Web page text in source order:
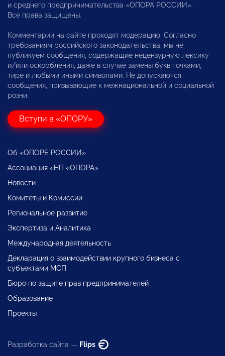
и среднего предпринимательства «ОПОРА РОССИИ».
Все права защищены.
Комментарии на сайте проходят модерацию. Согласно
требованиям российского законодательства, мы не
публикуем сообщения, содержащие нецензурную лексику
и/или оскорбления, даже в случае замены букв точками,
тире и любыми иными символами. Не допускаются
сообщения, призывающие к межнациональной и социальной
розни.
Вступи в «ОПОРУ»
Об «ОПОРЕ РОССИИ»
Ассоциация «НП «ОПОРА»
Новости
Комитеты и Комиссии
Региональное развитие
Экспертиза и Аналитика
Международная деятельность
Декларация о взаимодействии крупного бизнеса с
субъектами МСП
Бюро по защите прав предпринимателей
Образование
Проекты
Разработка сайта — Flips